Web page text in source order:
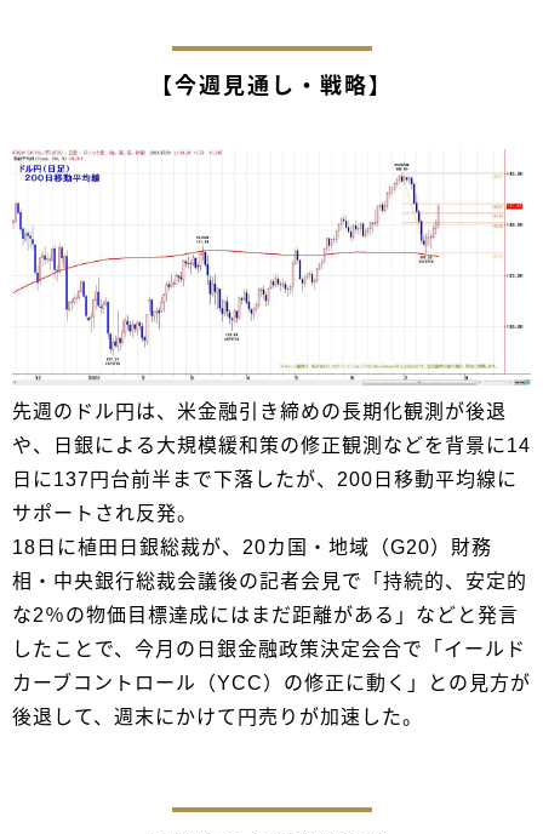
【今週見通し・戦略】
先週のドル円は、米金融引き締めの長期化観測が後退
や、日銀による大規模緩和策の修正観測などを背景に14
日に137円台前半まで下落したが、200日移動平均線に
サポートされ反発。
18日に植田日銀総裁が、20カ国・地域（G20）財務
相・中央銀行総裁会議後の記者会見で「持続的、安定的
な2％の物価目標達成にはまだ距離がある」などと発言
したことで、今月の日銀金融政策決定会合で「イールド
カーブコントロール（YCC）の修正に動く」との見方が
後退して、週末にかけて円売りが加速した。